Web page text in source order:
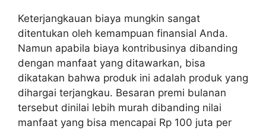
Keterjangkauan biaya mungkin sangat
ditentukan oleh kemampuan finansial Anda.
Namun apabila biaya kontribusinya dibanding
dengan manfaat yang ditawarkan, bisa
dikatakan bahwa produk ini adalah produk yang
dihargai terjangkau. Besaran premi bulanan
tersebut dinilai lebih murah dibanding nilai
manfaat yang bisa mencapai Rp 100 juta per